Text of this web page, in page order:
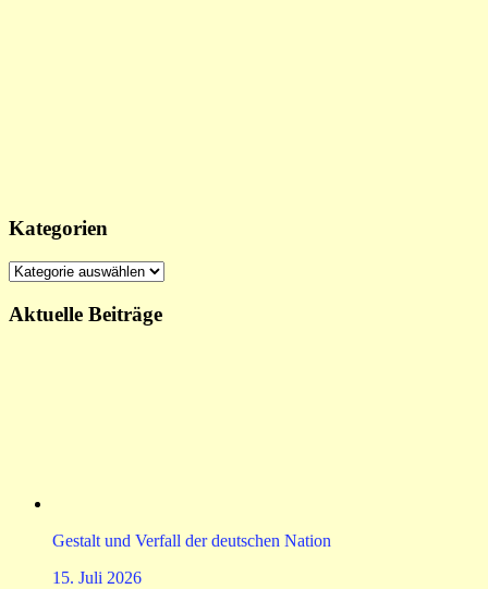
Kategorien
Kategorien
Aktuelle Beiträge
Gestalt und Verfall der deutschen Nation
15. Juli 2026